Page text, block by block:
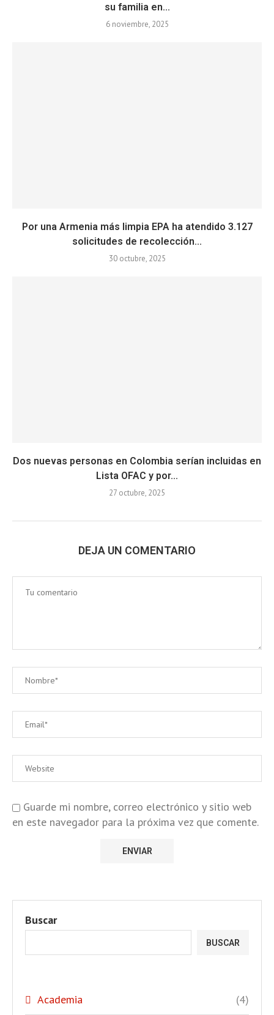
su familia en...
6 noviembre, 2025
Por una Armenia más limpia EPA ha atendido 3.127
solicitudes de recolección...
30 octubre, 2025
Dos nuevas personas en Colombia serían incluidas en
Lista OFAC y por...
27 octubre, 2025
DEJA UN COMENTARIO
Guarde mi nombre, correo electrónico y sitio web
en este navegador para la próxima vez que comente.
Buscar
BUSCAR
Academia (4)